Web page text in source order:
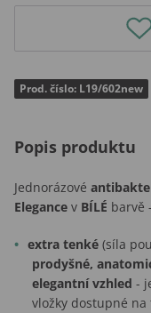
Prod. číslo: L19/602new
Popis produktu
Jednorázové
Elegance v BÍLÉ barvě
extra tenké (síla
prodyšné,
elegantní vzhled -
vložky dostupné na